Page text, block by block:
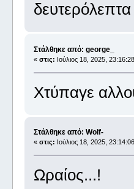
Στάλθηκε από: george_
« στις: Ιούλιος 18, 2025,
Χτύπαγε
Στάλθηκε από: Wolf-
« στις: Ιούλιος 18, 2025,
Ωραίος...!